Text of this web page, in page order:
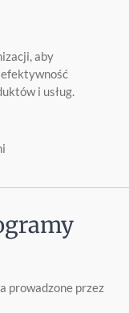
aby
i usług.
prowadzone przez